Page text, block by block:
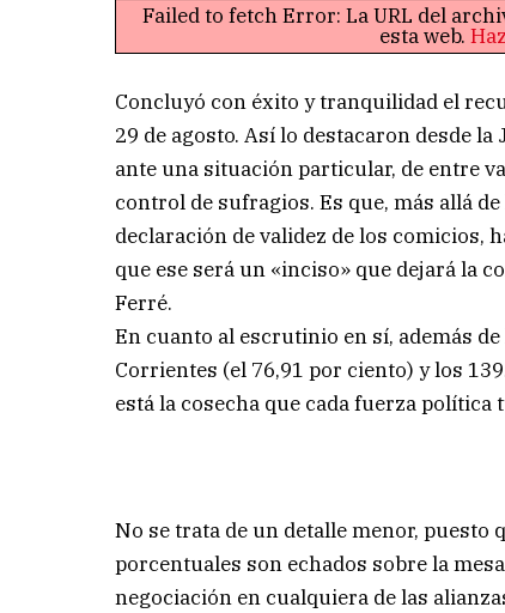
Failed to fetch Error: La URL del
esta web.
Concluyó con éxito y tranquilidad el
29 de agosto. Así lo destacaron desde
ante una situación particular, de entre
control de sufragios. Es que, más allá
declaración de validez de los comicios,
que ese será un «inciso» que dejará la
Ferré.
En cuanto al escrutinio en sí, además
Corrientes (el 76,91 por ciento) y los
está la cosecha que cada fuerza
No se trata de un detalle menor, puesto
porcentuales son echados sobre la
negociación en cualquiera de las